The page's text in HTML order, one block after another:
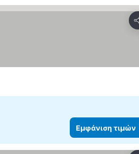
Εμφάνιση τιμών